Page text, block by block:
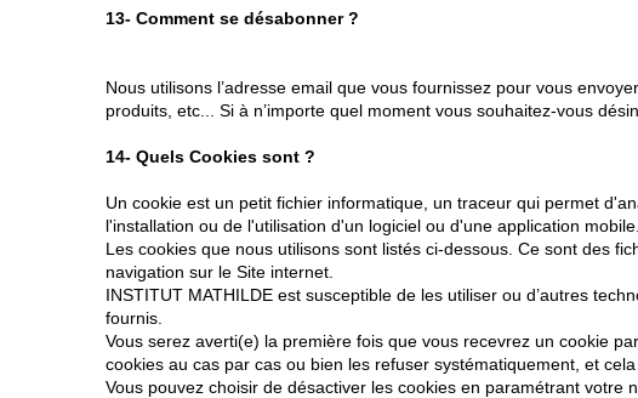
13- Comment se désabonner ?
Nous utilisons l’adresse email que vous fournissez pour vous
produits, etc... Si à n’importe quel moment vous souhaitez-vous
14- Quels Cookies sont ?
Un cookie est un petit fichier informatique, un traceur qui permet
l'installation ou de l'utilisation d'un logiciel ou d'une application mobile.
Les cookies que nous utilisons sont listés ci-dessous. Ce sont des
navigation sur le Site internet.
INSTITUT MATHILDE est susceptible de les utiliser ou d’autres
fournis.
Vous serez averti(e) la première fois que vous recevrez un cookie
cookies au cas par cas ou bien les refuser systématiquement, et cela
Vous pouvez choisir de désactiver les cookies en paramétrant votre